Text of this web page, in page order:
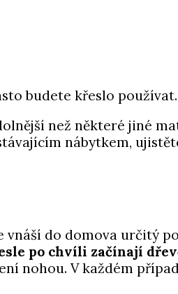
budete křeslo používat.
než některé jiné
nábytkem,
vnáší do domova určitý
po chvíli začínají
nohou. V každém